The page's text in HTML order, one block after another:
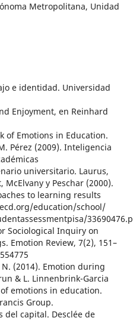
Metropolitana, Unidad
e identidad. Universidad
Enjoyment, en Reinhard
of Emotions in Education.
Pérez (2009). Inteligencia
universitario. Laurus,
y Peschar (2000).
to learning results
education/school/
Sociological Inquiry on
Emotion Review, 7(2), 151–
(2014). Emotion during
& L. Linnenbrink-Garcia
emotions in education.
Group.
del capital. Desclée de